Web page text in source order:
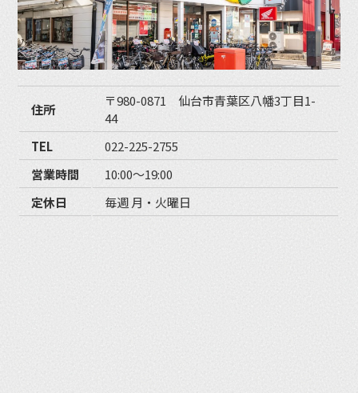
住所
〒980-0871 仙台市青葉区八幡3丁目1-
44
TEL
022-225-2755
営業時間
10:00〜19:00
定休日
毎週 月・火曜日